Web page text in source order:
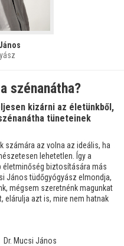
szénanátha?
kizárni az életünkből,
tüneteinek
számára az volna az ideális, ha
lehetetlen. Így a
életminőség biztosítására más
János tüdőgyógyász elmondja,
mégsem szeretnénk magunkat
elárulja azt is, mire nem hatnak
Dr. Mucsi János